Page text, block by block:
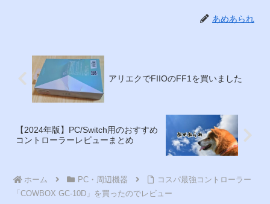
あめあられ
アリエクでFIIOのFF1を買いました
【2024年版】PC/Switch用のおすすめ
コントローラーレビューまとめ
ホーム PC・周辺機器
コスパ最強コントローラー
「COWBOX GC-10D」を買ったのでレビュー